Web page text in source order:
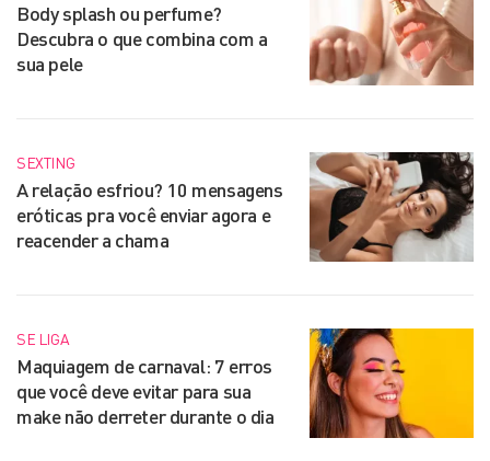
Body splash ou perfume?
Descubra o que combina com a
sua pele
SEXTING
A relação esfriou? 10 mensagens
eróticas pra você enviar agora e
reacender a chama
SE LIGA
Maquiagem de carnaval: 7 erros
que você deve evitar para sua
make não derreter durante o dia